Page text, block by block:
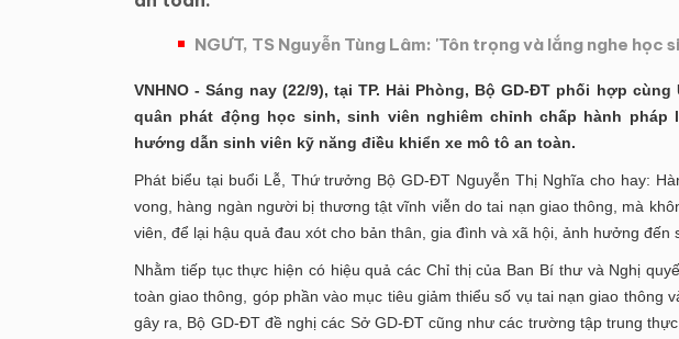
NGƯT, TS Nguyễn Tùng Lâm: 'Tôn trọng và lắng nghe học
VNHNO - Sáng nay (22/9), tại TP. Hải Phòng, Bộ GD-ĐT phối hợp
quân phát động học sinh, sinh viên nghiêm chỉnh chấp hành pháp
hướng dẫn sinh viên kỹ năng điều khiển xe mô tô an toàn.
Phát biểu tại buổi Lễ, Thứ trưởng Bộ GD-ĐT Nguyễn Thị Nghĩa cho hay:
vong, hàng ngàn người bị thương tật vĩnh viễn do tai nạn giao thông, mà
viên, để lại hậu quả đau xót cho bản thân, gia đình và xã hội, ảnh hưởng đến
Nhằm tiếp tục thực hiện có hiệu quả các Chỉ thị của Ban Bí thư và Nghị
toàn giao thông, góp phần vào mục tiêu giảm thiểu số vụ tai nạn giao thông
gây ra, Bộ GD-ĐT đề nghị các Sở GD-ĐT cũng như các trường tập trung